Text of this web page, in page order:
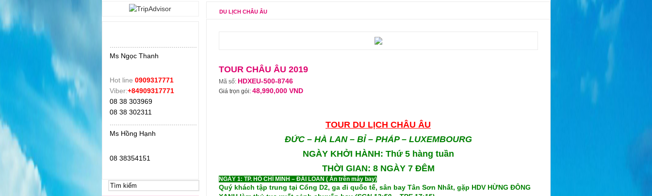
Ms Ngọc Thanh
Hot line 0909317771
Viber:+84909317771
08 38 303969
08 38 302311
Ms Hồng Hạnh
08 38354151
DU LỊCH CHÂU ÂU
TOUR CHÂU ÂU 2019
Mã số: HDXEU-500-8746
Giá trọn gói: 48,990,000 VND
TOUR DU LỊCH CHÂU ÂU
ĐỨC – HÀ LAN – BỈ –PHÁP –LUXEMBOURG
NGÀY KHỞI HÀNH: Thứ 5hàng tuần
THỜI GIAN: 8NGÀY 7ĐÊM
NGÀY 1: TP. HỒ CHÍ MINH – ĐÀI LOAN ( Ăn trên máy bay)
Quý khách tập trung tại Cổng D2, ga đi quốc tế, sân bay Tân Sơn Nhất, gặp HDV HỪNG ĐÔNG